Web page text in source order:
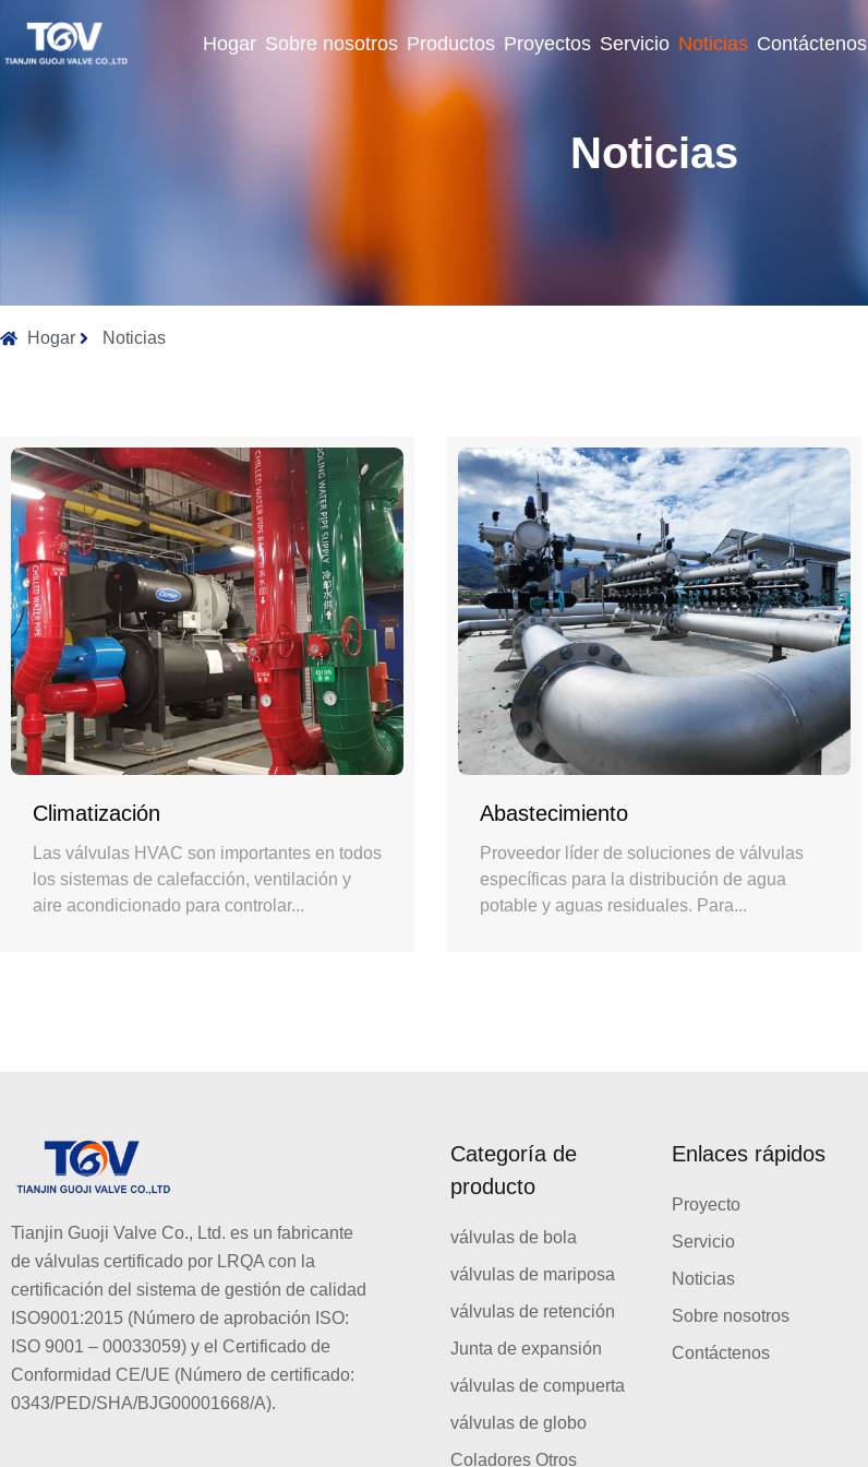
Hogar Sobre nosotros Productos Proyectos Servicio Noticias Contáctenos
Noticias
Hogar Noticias
Climatización
Las válvulas HVAC son importantes en todos
los sistemas de calefacción, ventilación y
aire acondicionado para controlar...
Abastecimiento
Proveedor líder de soluciones de válvulas
específicas para la distribución de agua
potable y aguas residuales. Para...
Tianjin Guoji Valve Co., Ltd. es un fabricante
de válvulas certificado por LRQA con la
certificación del sistema de gestión de calidad
ISO9001:2015 (Número de aprobación ISO:
ISO 9001 – 00033059) y el Certificado de
Conformidad CE/UE (Número de certificado:
0343/PED/SHA/BJG00001668/A).
Categoría de
producto
válvulas de bola
válvulas de mariposa
válvulas de retención
Junta de expansión
válvulas de compuerta
válvulas de globo
Coladores Otros
Enlaces rápidos
Proyecto
Servicio
Noticias
Sobre nosotros
Contáctenos